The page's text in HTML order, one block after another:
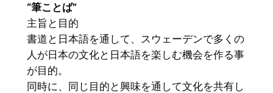
“筆ことば”
主旨と目的
書道と日本語を通して、スウェーデンで多くの
人が日本の文化と日本語を楽しむ機会を作る事
が目的。
同時に、同じ目的と興味を通して文化を共有し